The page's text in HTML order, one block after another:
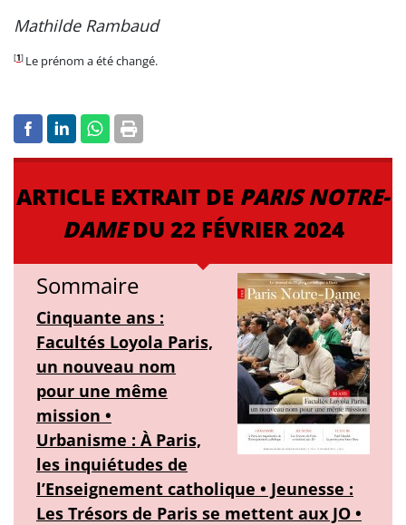
Mathilde Rambaud
[1] Le prénom a été changé.
ARTICLE EXTRAIT DE PARIS NOTRE-
DAMEDU 22 FÉVRIER 2024
Sommaire
Cinquante ans :
Facultés Loyola Paris,
un nouveau nom
pour une même
mission •
Urbanisme : À Paris,
les inquiétudes de
l’Enseignement catholique • Jeunesse :
Les Trésors de Paris se mettent aux JO •